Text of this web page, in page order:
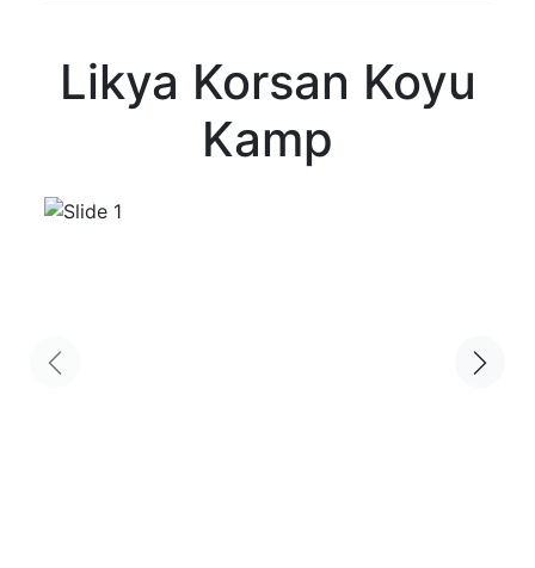
Likya Korsan Koyu
Kamp